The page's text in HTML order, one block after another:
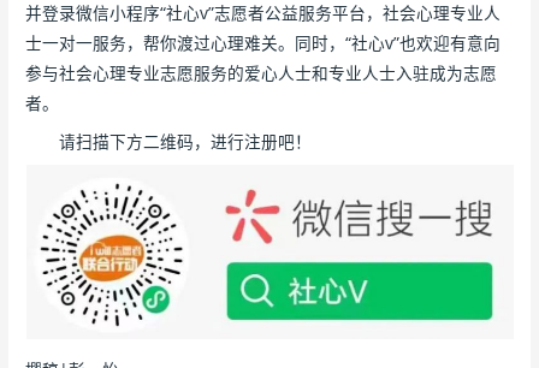
并登录微信小程序“社心v”志愿者公益服务平台，社会心理专业人
士一对一服务，帮你渡过心理难关。同时，“社心v”也欢迎有意向
参与社会心理专业志愿服务的爱心人士和专业人士入驻成为志愿
者。
请扫描下方二维码，进行注册吧！